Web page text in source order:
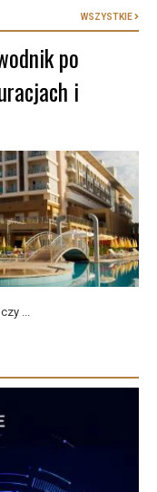
WSZYSTKIE
po
i
...